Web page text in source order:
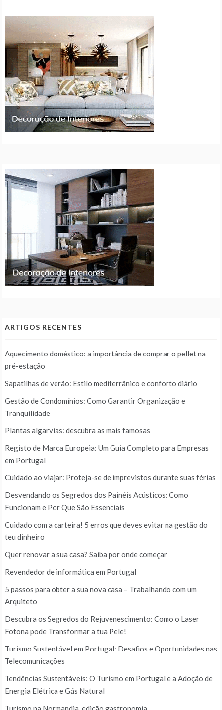
ARTIGOS RECENTES
Aquecimento doméstico: a importância de comprar o pellet na
pré-estação
Sapatilhas de verão: Estilo mediterrânico e conforto diário
Gestão de Condomínios: Como Garantir Organização e
Tranquilidade
Plantas algarvias: descubra as mais famosas
Registo de Marca Europeia: Um Guia Completo para Empresas
em Portugal
Cuidado ao viajar: Proteja-se de imprevistos durante suas férias
Desvendando os Segredos dos Painéis Acústicos: Como
Funcionam e Por Que São Essenciais
Cuidado com a carteira! 5 erros que deves evitar na gestão do
teu dinheiro
Quer renovar a sua casa? Saiba por onde começar
Revendedor de informática em Portugal
5 passos para obter a sua nova casa – Trabalhando com um
Arquiteto
Descubra os Segredos do Rejuvenescimento: Como o Laser
Fotona pode Transformar a tua Pele!
Turismo Sustentável em Portugal: Desafios e Oportunidades nas
Telecomunicações
Tendências Sustentáveis: O Turismo em Portugal e a Adoção de
Energia Elétrica e Gás Natural
Turismo na Normandia, edição gastronomia